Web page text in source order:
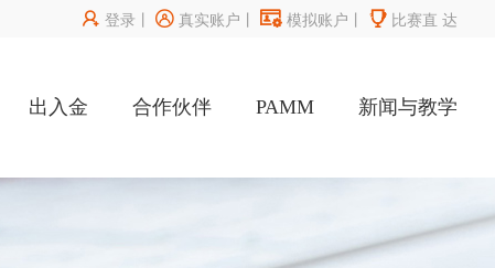
 登录 丨 真实账户  模拟账户  比赛直 达
出入金 合作伙伴 PAMM 新闻与教学